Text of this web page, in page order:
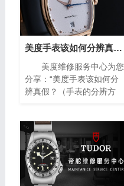
美度手表该如何分辨真假？（手表的分辨方法）
美度维修服务中心为您
分享：“美度手表该如何分
辨真假？（手表的分辨方
精湛的工艺和高品质的材料
而闻名于世。然而，随着假
冒产品的泛滥，如何准确鉴
别美度手表的真伪成为许多
消费者关注的焦点。下面将